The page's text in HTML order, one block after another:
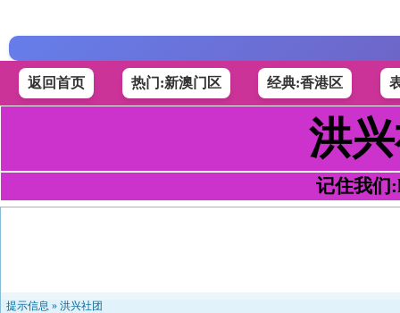
返回首页 热门:新澳门区 经典:香港区
洪
记住我们
提示信息 » 洪兴社团